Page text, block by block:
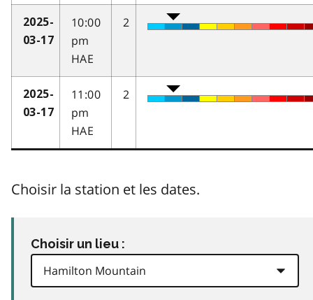
2025-
03-17
10:00
pm
HAE
2
2025-
03-17
11:00
pm
HAE
2
Choisir la station et les dates.
Choisir un lieu :